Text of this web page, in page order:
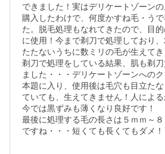
できました！実はデリケートゾーン
購入したわけで、何度かすね毛・う
た。脱毛処理もなれてきたので、目
に使用！今まで剃刀で処理しており
たたないうちに数ミリの毛が生えて
剃刀で処理をしている結果、肌も剃
ました・・・デリケートゾーンへのク
本題に入り、使用後は毛穴も目立た
ていても、生えてきません！人によ
今では黒ずみも薄くなり良好です！
最後に処理する毛の長さは５ｍｍ～
ですね・・・短くても長くてもダメ！